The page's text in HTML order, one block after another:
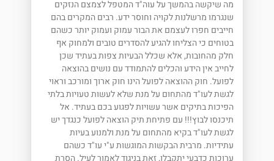
מה שיקשה בהמשך על עוה"ד המטפל לצמצם הנזקים
שנגרמו מרשלנות לקויה וחוסר ידע. רבים המקרים בהם
חייבים חפרו לעצמם את הבור עמוק ועמוק יותר כשהם
בטוחים כי הצליחו להגיע להסדרים טובים ולמחוק אף
חלק מהחובות, אלא שכלל הבעיות צפות בעתיד שכן
לחייב אין הידע והכלים להתמודד עם נושים בהוצאה
לפועל. חוק ההוצאה לפועל הינו חוק ארוך ומורכב וראוי
לגשת לעו"ד מהתחום על מנת שלא לעשות טעויות בלתי
הפיכות בתיקים אשר עשויות לפגוע בכם בעתיד. אל
תיכנסו לבוץ!!! עם פתיחת תיק הוצאה לפועל כנגדך יש
לגשת לעו"ד בקיא מהתחום על מנת ולמנוע בעיות
עתידיות. מרבית הבקשות המוגשות ע"י עו"ד כשהם
ערוכות כדבעי יתקבלו, זאת בניגוד לאמור לעיל. הסרת